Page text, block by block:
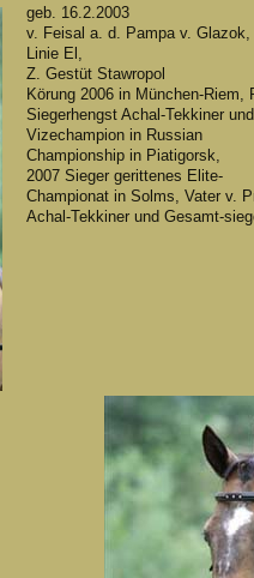
geb. 16.2.2003
v. Feisal a. d. Pampa v. Glazok,
Linie El,
Z. Gestüt Stawropol
Körung 2006 in München-Riem,
Siegerhengst Achal-Tekkiner
Vizechampion in Russian
Championship in Piatigorsk,
2007 Sieger gerittenes Elite-
Championat in Solms, Vater v.
Achal-Tekkiner und Gesamt-